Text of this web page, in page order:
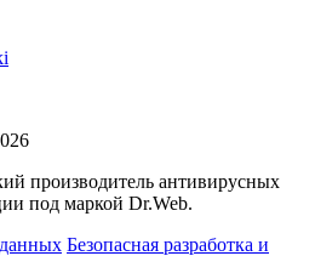
производитель антивирусных
под маркой Dr.Web.
Безопасная разработка и